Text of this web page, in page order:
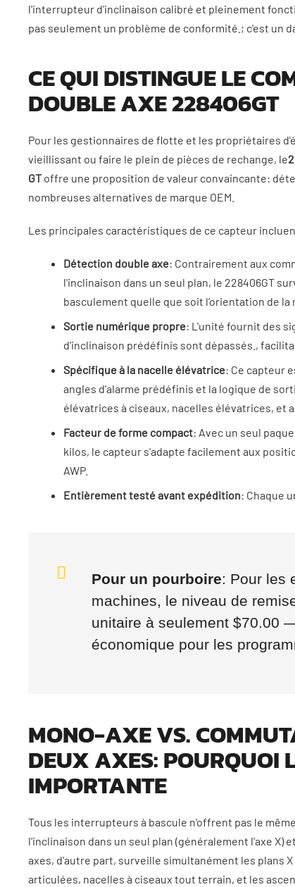
l'interrupteur d'inclinaison calibré et pleinement
pas seulement un problème de conformité.; c'est un
CE QUI DISTINGUE LE
DOUBLE AXE 228406GT
Pour les gestionnaires de flotte et les propriétaires
vieillissant ou faire le plein de pièces de rechange, le
GT offre une proposition de valeur convaincante:
nombreuses alternatives de marque OEM.
Les principales caractéristiques de ce capteur
Détection double axe: Contrairement aux
l'inclinaison dans un seul plan, le 228406GT
basculement quelle que soit l’orientation de la
Sortie numérique propre: L'unité fournit des
d'inclinaison prédéfinis sont dépassés.,
Spécifique à la nacelle élévatrice: Ce capteur
angles d'alarme prédéfinis et la logique de
élévatrices à ciseaux, nacelles élévatrices, et
Facteur de forme compact: Avec un seul
kilos, le capteur s'adapte facilement aux
AWP.
Entièrement testé avant expédition: Chaque
Pour un pourboire: Pour les
machines, le niveau de
unitaire à seulement $70.00
économique pour les
MONO-AXE VS.
DEUX AXES: POURQUOI
IMPORTANTE
Tous les interrupteurs à bascule n'offrent pas le
l'inclinaison dans un seul plan (généralement l'axe X)
axes, d'autre part, surveille simultanément les plans
articulées, nacelles à ciseaux tout terrain, et les